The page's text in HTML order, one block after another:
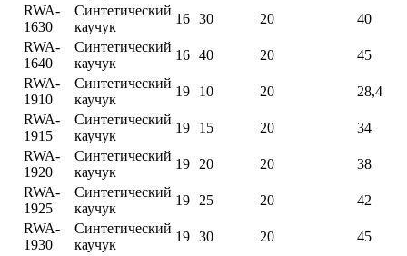
RWA-
1630
Синтетический
каучук
16 30 20
40
RWA-
1640
Синтетический
каучук
16 40 20
45
RWA-
1910
Синтетический
каучук
19 10 20
28,4
RWA-
1915
Синтетический
каучук
19 15 20
34
RWA-
1920
Синтетический
каучук
19 20 20
38
RWA-
1925
Синтетический
каучук
19 25 20
42
RWA-
1930
Синтетический
каучук
19 30 20
45